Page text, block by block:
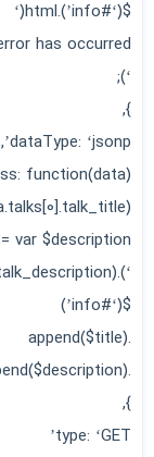
$(‘#info’).html(‘
has occurred
‘);
},
dataType: ‘jsonp’,
function(data) {
var $description = $(‘
‘).text(data.talks[0].talk_description);
$(‘#info’)
.append($title)
.append($description);
},
type: ‘GET’